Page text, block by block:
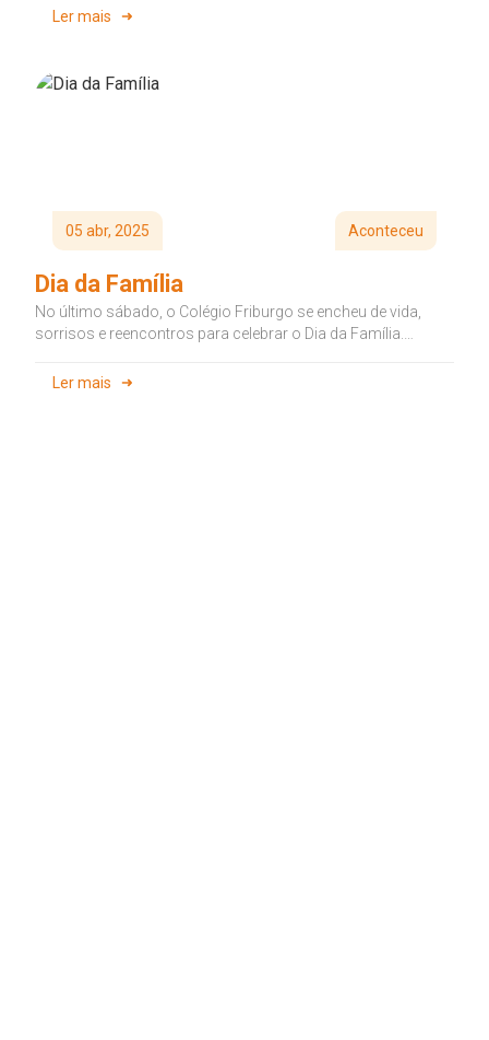
Ler mais
05 abr, 2025 Aconteceu
Dia da Família
No último sábado, o Colégio Friburgo se encheu de vida,
sorrisos e reencontros para celebrar o Dia da Família.
Ler mais